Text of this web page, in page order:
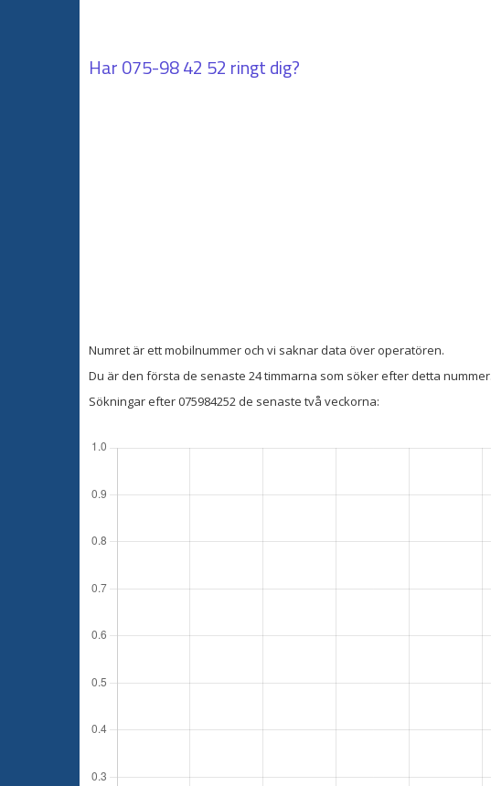
Har075-98 42 52 ringt dig?
Numret är ett mobilnummer och vi saknar data över operatören.
Du är den första de senaste 24 timmarna som söker efter detta
Sökningar efter 075984252 de senaste två veckorna: